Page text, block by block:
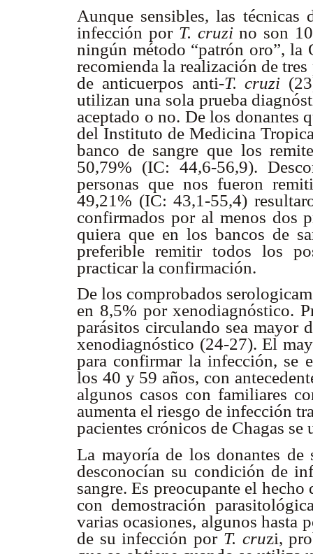
Aunque sensibles, las
infección por T. cruzino son
ningún método “patrón oro”,
recomienda la realización de
de anticuerpos anti-T. cruzi
utilizan una sola prueba
aceptado o no. De los donantes
del Instituto de Medicina
banco de sangre que los
50,79% (IC: 44,6-56,9).
personas que nos fueron
49,21% (IC: 43,1-55,4)
confirmados por al menos dos
quiera que en los bancos de
preferible remitir todos los
practicar la confirmación.
De los comprobados
en 8,5% por xenodiagnóstico.
parásitos circulando sea mayor
xenodiagnóstico (24-27). El
para confirmar la infección, se
los 40 y 59 años, con
algunos casos con familiares
aumenta el riesgo de infección
pacientes crónicos de Chagas
La mayoría de los donantes de
desconocían su condición de
sangre. Es preocupante el
con demostración
varias ocasiones, algunos hasta
de su infección por T. cruzi,